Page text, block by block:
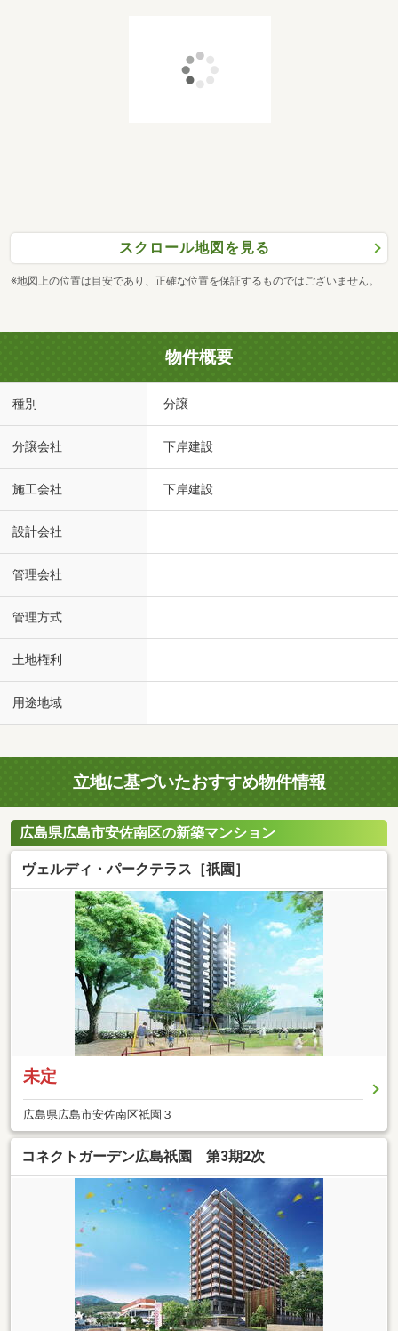
スクロール地図を見る
※地図上の位置は目安であり、正確な位置を保証するものではございません。
物件概要
種別 分譲
分譲会社 下岸建設
施工会社 下岸建設
設計会社
管理会社
管理方式
土地権利
用途地域
立地に基づいたおすすめ物件情報
広島県広島市安佐南区の新築マンション
ヴェルディ・パークテラス［祇園］
未定
広島県広島市安佐南区祇園３
コネクトガーデン広島祇園 第3期2次